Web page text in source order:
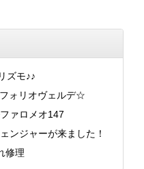
ズモ♪♪
ォリオヴェルデ☆
ァロメオ147
ンジャーが来ました！
修理